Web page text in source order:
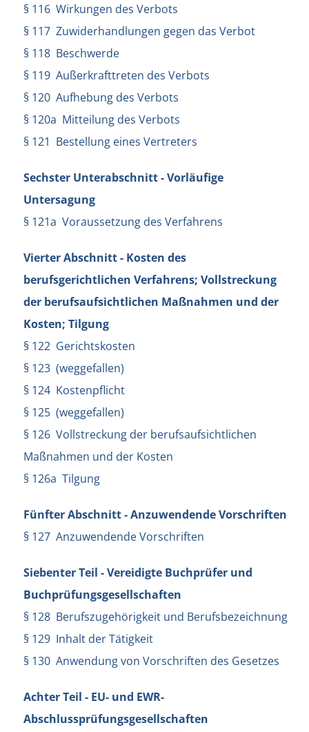
§ 116 Wirkungen des Verbots
§ 117 Zuwiderhandlungen gegen das Verbot
§ 118 Beschwerde
§ 119 Außerkrafttreten des Verbots
§ 120 Aufhebung des Verbots
§ 120a Mitteilung des Verbots
§ 121 Bestellung eines Vertreters
Sechster Unterabschnitt - Vorläufige
Untersagung
§ 121a Voraussetzung des Verfahrens
Vierter Abschnitt - Kosten des
berufsgerichtlichen Verfahrens; Vollstreckung
der berufsaufsichtlichen Maßnahmen und der
Kosten; Tilgung
§ 122 Gerichtskosten
§ 123 (weggefallen)
§ 124 Kostenpflicht
§ 125 (weggefallen)
§ 126 Vollstreckung der berufsaufsichtlichen
Maßnahmen und der Kosten
§ 126a Tilgung
Fünfter Abschnitt - Anzuwendende Vorschriften
§ 127 Anzuwendende Vorschriften
Siebenter Teil - Vereidigte Buchprüfer und
Buchprüfungsgesellschaften
§ 128 Berufszugehörigkeit und Berufsbezeichnung
§ 129 Inhalt der Tätigkeit
§ 130 Anwendung von Vorschriften des Gesetzes
Achter Teil - EU- und EWR-
Abschlussprüfungsgesellschaften